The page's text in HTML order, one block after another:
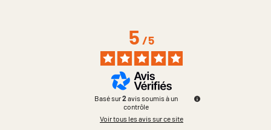
5/5
Basé sur2 avis soumis à un
contrôle
Voir tous les avis sur ce site